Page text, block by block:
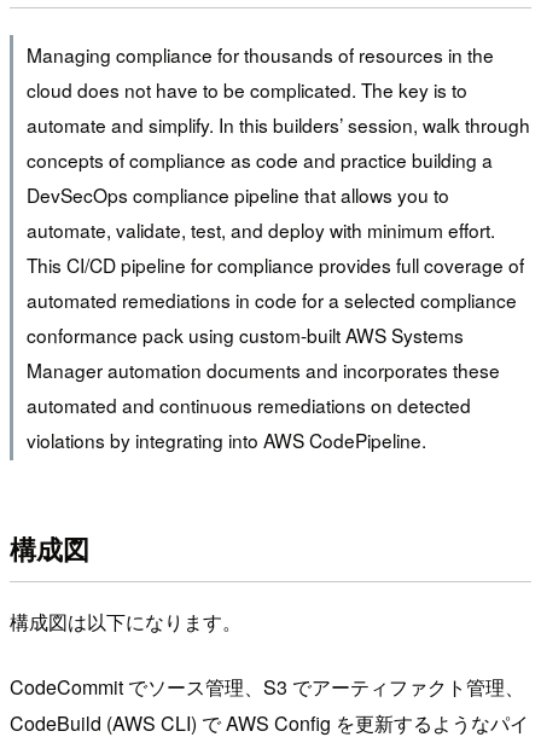
Managing compliance for thousands of resources in the
cloud does not have to be complicated. The key is to
automate and simplify. In this builders’ session, walk through
concepts of compliance as code and practice building a
DevSecOps compliance pipeline that allows you to
automate, validate, test, and deploy with minimum effort.
This CI/CD pipeline for compliance provides full coverage of
automated remediations in code for a selected compliance
conformance pack using custom-built AWS Systems
Manager automation documents and incorporates these
automated and continuous remediations on detected
violations by integrating into AWS CodePipeline.
構成図
構成図は以下になります。
CodeCommit でソース管理、S3 でアーティファクト管理、
CodeBuild (AWS CLI) で AWS Config を更新するようなパイ